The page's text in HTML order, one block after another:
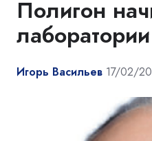
Полигон
лаборатории
Игорь Васильев 17/02/